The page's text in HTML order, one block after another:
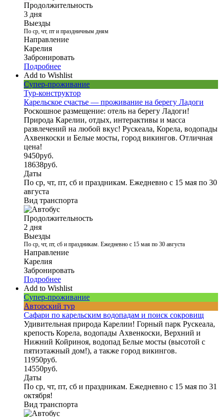
Продолжительность
3 дня
Выезды
По ср, чт, пт и праздничным дням
Направление
Карелия
Забронировать
Подробнее
Add to Wishlist
Супер-проживание
Тур-конструктор
Карельское счастье — проживание на берегу Ладоги
Роскошное размещение: отель на берегу Ладоги!
Природа Карелии, отдых, интерактивы и масса
развлечений на любой вкус! Рускеала, Корела, водопады
Ахвенкоски и Белые мосты, город викингов. Отличная
цена!
9450руб.
18638руб.
Даты
По ср, чт, пт, сб и праздникам. Ежедневно с 15 мая по 30
августа
Вид транспорта
Продолжительность
2 дня
Выезды
По ср, чт, пт, сб и праздникам. Ежедневно с 15 мая по 30 августа
Направление
Карелия
Забронировать
Подробнее
Add to Wishlist
Супер-проживание
Авторский тур
Сафари по карельским водопадам и поиск сокровищ
Удивительная природа Карелии! Горный парк Рускеала,
крепость Корела, водопады Ахвенкоски, Верхний и
Нижний Койриноя, водопад Белые мосты (высотой с
пятиэтажный дом!), а также город викингов.
11950руб.
14550руб.
Даты
По ср, чт, пт, сб и праздникам. Ежедневно с 15 мая по 31
октября!
Вид транспорта